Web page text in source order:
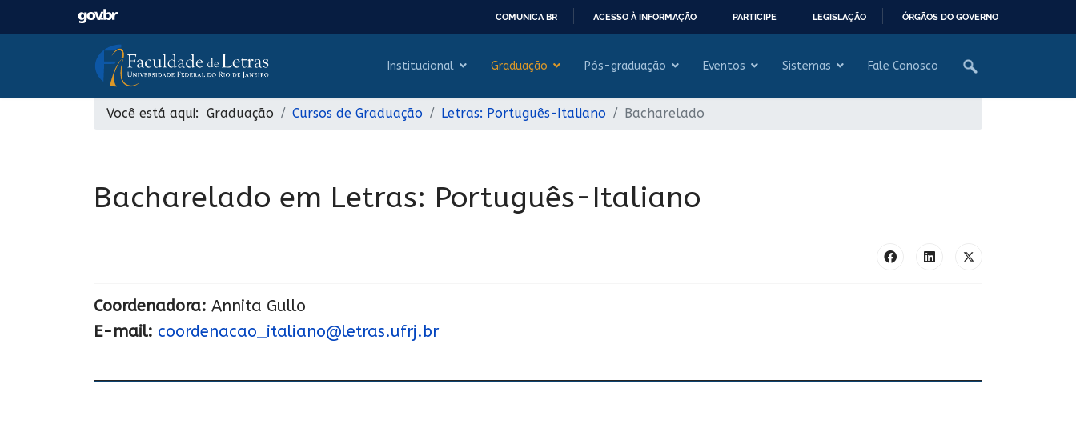
PARA
CONTEÚDO
COMUNICA BR ACESSO À INFORMAÇÃO PARTICIPE LEGISLAÇÃO ÓRGÃOS DO GOVERNO
Institucional Graduação Pós-graduação Eventos Sistemas Fale Conosco
Você está aqui: Graduação Cursos de Graduação Letras: Português-Italiano Bacharelado
Bacharelado em Letras: Português-Italiano
Coordenadora: Annita Gullo
E-mail: coordenacao_italiano@letras.ufrj.br